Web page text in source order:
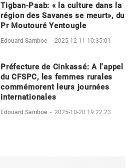
Tigban-Paab: « la culture dans la
région des Savanes se meurt», du
Pr Moutouré Yentougle
Edouard Samboe - 2025-12-11 10:35:01
Préfecture de Cinkassé: A l'appel
du CFSPC, les femmes rurales
commémorent leurs journées
internationales
Edouard Samboe - 2025-10-20 19:22:23